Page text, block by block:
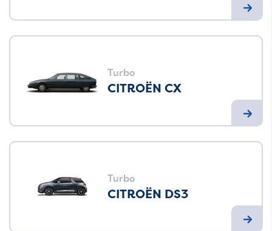
Turbo
CITROËN CX
Turbo
CITROËN DS3